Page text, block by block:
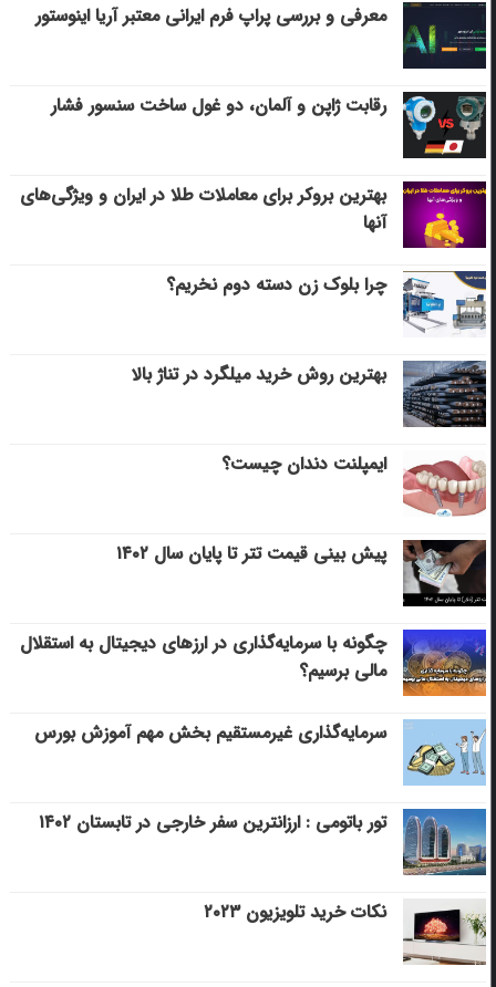
معرفی و بررسی پراپ فرم ایرانی معتبر آریا اینوستور
رقابت ژاپن و آلمان، دو غول ساخت سنسور فشار
بهترین بروکر برای معاملات طلا در ایران و ویژگی‌های
آنها
چرا بلوک زن دسته دوم نخریم؟
بهترین روش خرید میلگرد در تناژ بالا
ایمپلنت دندان چیست؟
پیش بینی قیمت تتر تا پایان سال ۱۴۰۲
چگونه با سرمایه‌گذاری در ارزهای دیجیتال به استقلال
مالی برسیم؟
سرمایه‌گذاری غیرمستقیم بخش مهم آموزش بورس
تور باتومی : ارزانترین سفر خارجی در تابستان ۱۴۰۲
نکات خرید تلویزیون ۲۰۲۳